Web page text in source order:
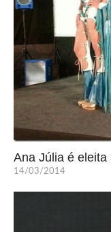
Ana Júlia é
14/03/2014